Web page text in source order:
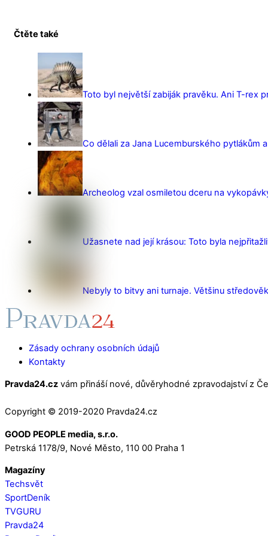
Čtěte také
Toto byl největší zabiják pravěku. Ani T-rex
Co dělali za Jana Lucemburského pytlákům
Archeolog vzal osmiletou dceru na
Užasnete nad její krásou: Toto byla
Nebyly to bitvy ani turnaje. Většinu
Zásady ochrany osobních údajů
Kontakty
Pravda24.cz vám přináší nové, důvěryhodné zpravodajství z
Copyright © 2019-2020 Pravda24.cz
GOOD PEOPLE media, s.r.o.
Petrská 1178/9, Nové Město, 110 00 Praha 1
Magazíny
Techsvět
SportDeník
TVGURU
Pravda24